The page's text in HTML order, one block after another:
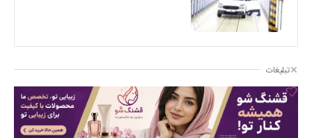
تبلیغات